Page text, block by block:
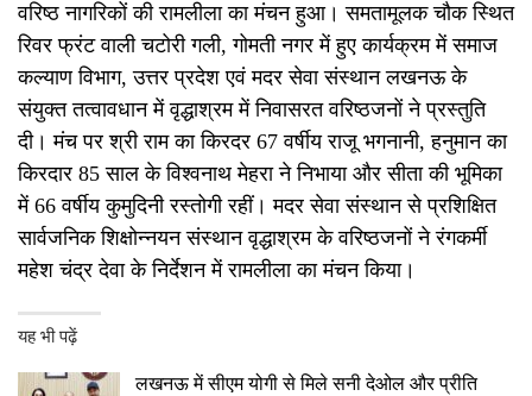
वरिष्ठ नागरिकों की रामलीला का मंचन हुआ। समतामूलक चौक स्थित
रिवर फ्रंट वाली चटोरी गली, गोमती नगर में हुए कार्यक्रम में समाज
कल्याण विभाग, उत्तर प्रदेश एवं मदर सेवा संस्थान लखनऊ के
संयुक्त तत्वावधान में वृद्धाश्रम में निवासरत वरिष्ठजनों ने प्रस्तुति
दी। मंच पर श्री राम का किरदर 67 वर्षीय राजू भगनानी, हनुमान का
किरदार 85 साल के विश्वनाथ मेहरा ने निभाया और सीता की भूमिका
में 66 वर्षीय कुमुदिनी रस्तोगी रहीं। मदर सेवा संस्थान से प्रशिक्षित
सार्वजनिक शिक्षोन्नयन संस्थान वृद्धाश्रम के वरिष्ठजनों ने रंगकर्मी
महेश चंद्र देवा के निर्देशन में रामलीला का मंचन किया।
यह भी पढ़ें
लखनऊ में सीएम योगी से मिले सनी देओल और प्रीति